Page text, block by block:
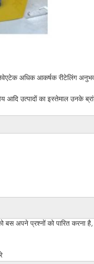
अधिक आकर्षक रीटेलिंग
उत्पादों का इस्तेमाल उनके
अपने प्रश्नों को पारित करना है,